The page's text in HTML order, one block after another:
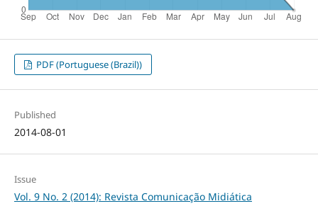
PDF (Portuguese (Brazil))
Published
2014-08-01
Issue
Vol. 9 No. 2 (2014): Revista Comunicação Midiática